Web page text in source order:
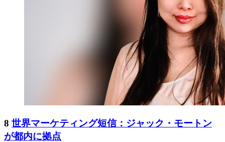
8 世界マーケティング短信：ジャック・モートン
が都内に拠点